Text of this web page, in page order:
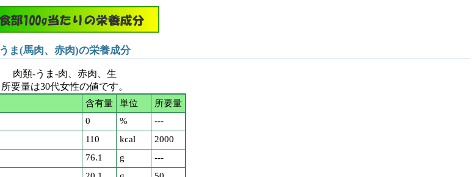
うま(馬肉、赤肉)の栄養成分
肉類-うま-肉、赤肉、生
所要量は30代女性の値です。
含有量 単位
所要量
0 %
---
110 kcal
2000
76.1 g
---